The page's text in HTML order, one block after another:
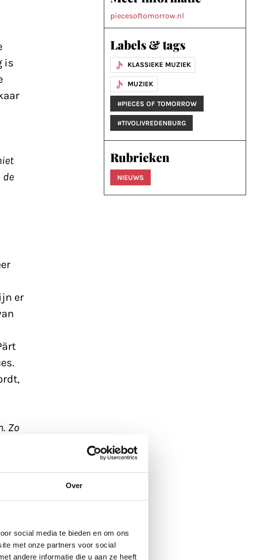
Over
social media te bieden en om ons
met onze partners voor social
andere informatie die u aan ze heeft
is
de
er
Zo
piecesoftomorrow.nl
Labels & tags
KLASSIEKE MUZIEK
MUZIEK
#PIECES OF TOMORROW
#TIVOLIVREDENBURG
Rubrieken
NIEUWS